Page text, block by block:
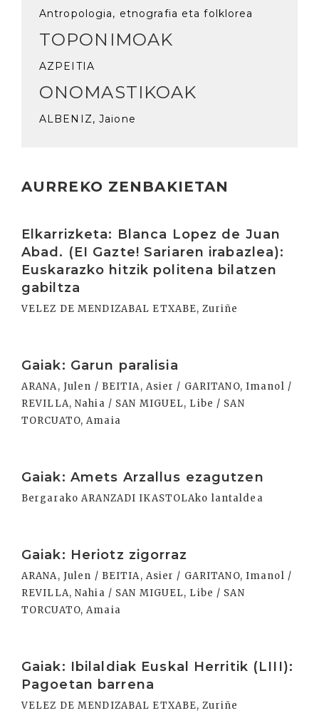
Antropologia, etnografia eta folklorea
TOPONIMOAK
AZPEITIA
ONOMASTIKOAK
ALBENIZ, Jaione
AURREKO ZENBAKIETAN
Elkarrizketa: Blanca Lopez de Juan
Abad. (EI Gazte! Sariaren irabazlea):
Euskarazko hitzik politena bilatzen
gabiltza
VELEZ DE MENDIZABAL ETXABE, Zuriñe
Gaiak: Garun paralisia
ARANA, Julen / BEITIA, Asier / GARITANO, Imanol /
REVILLA, Nahia / SAN MIGUEL, Libe / SAN
TORCUATO, Amaia
Gaiak: Amets Arzallus ezagutzen
Bergarako ARANZADI IKASTOLAko lantaldea
Gaiak: Heriotz zigorraz
ARANA, Julen / BEITIA, Asier / GARITANO, Imanol /
REVILLA, Nahia / SAN MIGUEL, Libe / SAN
TORCUATO, Amaia
Gaiak: Ibilaldiak Euskal Herritik (LIII):
Pagoetan barrena
VELEZ DE MENDIZABAL ETXABE, Zuriñe